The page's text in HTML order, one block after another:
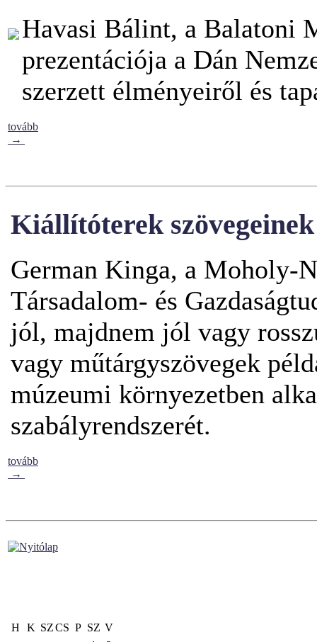
Havasi Bálint, a Balatoni
prezentációja a Dán
szerzett élményeiről és
tovább
→
Kiállítóterek
German Kinga, a Moholy-
Társadalom- és
jól, majdnem jól vagy
vagy műtárgyszövegek
múzeumi környezetben
szabályrendszerét.
tovább
→
H K SZCS P SZ V